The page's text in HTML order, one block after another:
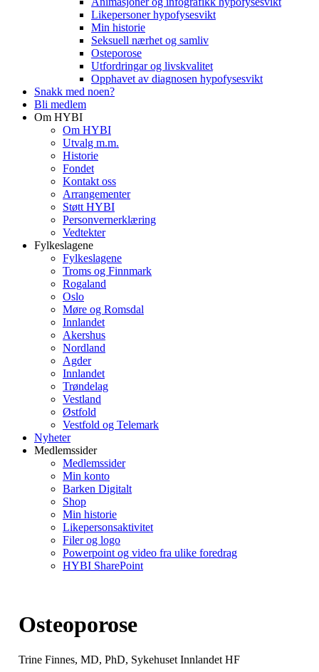
Likepersoner hypofysesvikt
Min historie
Seksuell nærhet og samliv
Osteporose
Utfordringar og livskvalitet
Opphavet av diagnosen hypofysesvikt
Snakk med noen?
Bli medlem
Om HYBI
Om HYBI
Utvalg m.m.
Historie
Fondet
Kontakt oss
Arrangementer
Støtt HYBI
Personvernerklæring
Vedtekter
Fylkeslagene
Fylkeslagene
Troms og Finnmark
Rogaland
Oslo
Møre og Romsdal
Innlandet
Akershus
Nordland
Agder
Innlandet
Trøndelag
Vestland
Østfold
Vestfold og Telemark
Nyheter
Medlemssider
Medlemssider
Min konto
Barken Digitalt
Shop
Min historie
Likepersonsaktivitet
Filer og logo
Powerpoint og video fra ulike foredrag
HYBI SharePoint
Osteoporose
Trine Finnes, MD, PhD, Sykehuset Innlandet HF